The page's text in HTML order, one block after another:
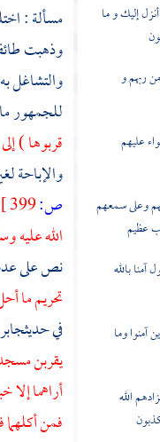
إليك و ما
ربهم و
عليهم
وعلى سمعهم
عظيم
بالله
آمنوا وما
الله
مسألة :
وذهبت
والتشاغل
للجمهور
قربوها )
والإباحة
ص:
الله عليه
نص على
تحريم ما
في حديثجابر
يقربن
أراهما
فمن أكلهما